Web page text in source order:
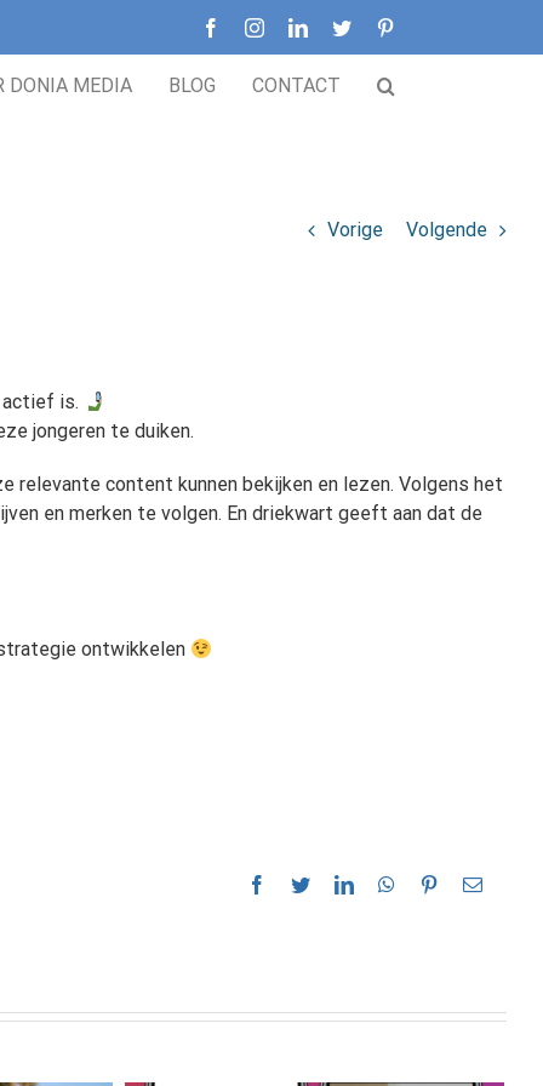
FacebookInstagramLinkedInTwitter
DONIA MEDIA BLOG CONTACT
Vorige Volgende
actief is.
jongeren te duiken.
relevante content kunnen bekijken en lezen. Volgens het
en merken te volgen. En driekwart geeft aan dat de
ontwikkelen
Facebook
TwitterLinkedInWhatsApp
Pinterest
E-